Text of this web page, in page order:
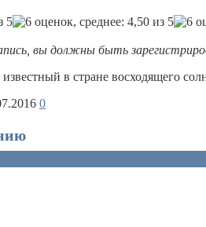
вы должны быть
в стране восходящего
0